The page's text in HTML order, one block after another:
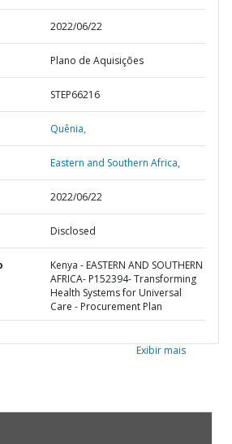
2022/06/22
Plano de Aquisições
STEP66216
Quênia,
Eastern and Southern Africa,
2022/06/22
Disclosed
Kenya - EASTERN AND SOUTHERN
AFRICA- P152394- Transforming
Health Systems for Universal
Care - Procurement Plan
Exibir mais